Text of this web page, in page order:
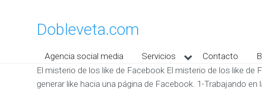
Dobleveta.com
Agencia social media Servicios Contacto
El misterio de los like de Facebook El misterio de los like
generar like hacia una página de Facebook. 1-Trabajando